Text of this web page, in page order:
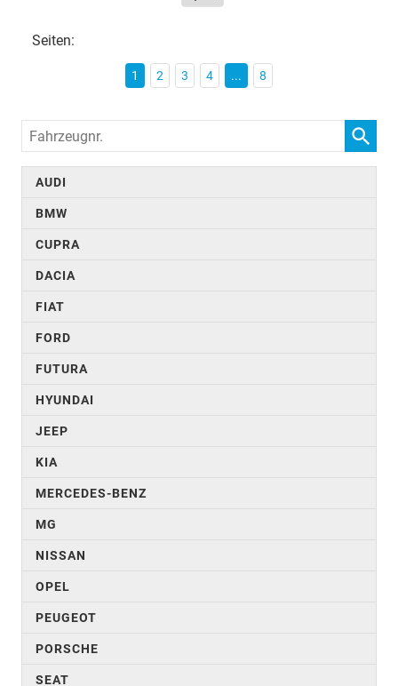
Seiten:
1 2 3 4 ... 8
Fahrzeugnr.
AUDI
BMW
CUPRA
DACIA
FIAT
FORD
FUTURA
HYUNDAI
JEEP
KIA
MERCEDES-BENZ
MG
NISSAN
OPEL
PEUGEOT
PORSCHE
SEAT